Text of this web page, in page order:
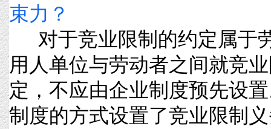
束力？
对于竞业限制的约定属于
用人单位与劳动者之间就竞
定，不应由企业制度预先设
制度的方式设置了竞业限制